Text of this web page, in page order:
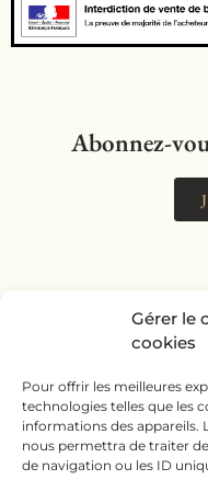
Gérer le
cookies
Pour offrir les meilleures
technologies telles que les
informations des appareils.
nous permettra de traiter
de navigation ou les ID
Abonnez-